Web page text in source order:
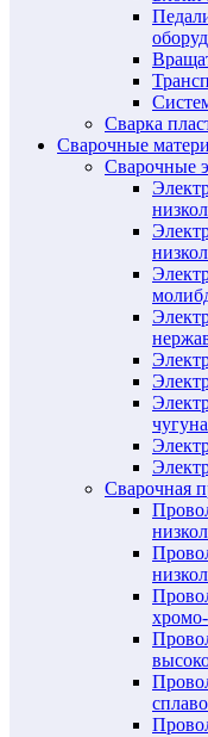
Сварка
Сварочные
Сварочные
чугуна
Сварочная